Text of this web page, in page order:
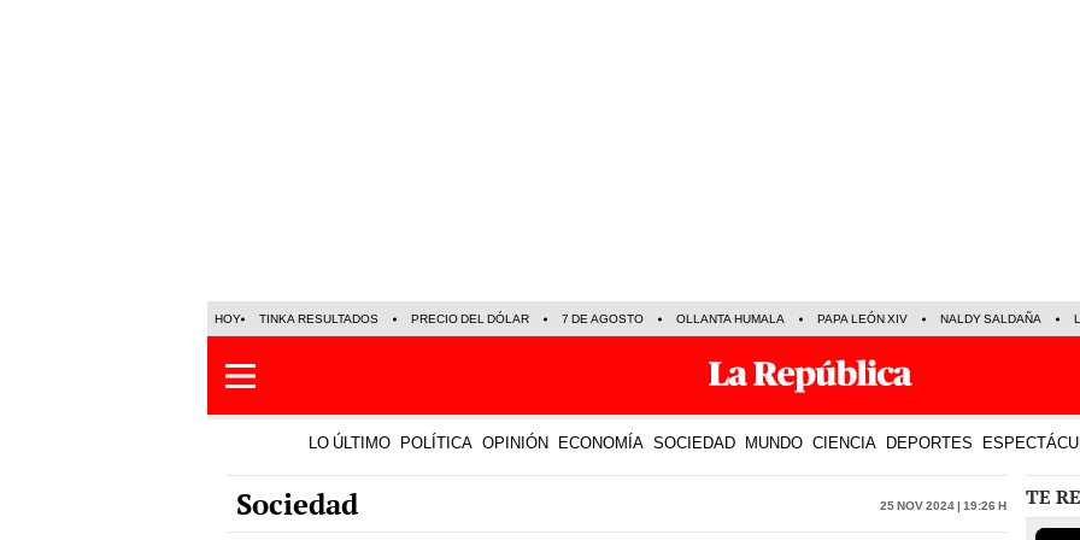
HOY TINKA RESULTADOS PRECIO DEL DÓLAR 7 DE AGOSTO OLLANTA HUMALA PAPA LEÓN XIV NALDY SALDAÑA
LO ÚLTIMO POLÍTICA OPINIÓN ECONOMÍA SOCIEDAD MUNDO CIENCIA DEPORTES
Sociedad 25 Nov 2024 | 19:26 h TE